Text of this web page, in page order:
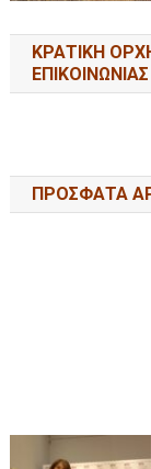
ΚΡΑΤΙΚΗ
ΕΠΙΚΟΙΝΩΝΙΑΣ
ΠΡΟΣΦΑΤΑ